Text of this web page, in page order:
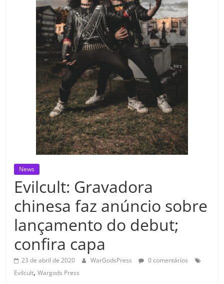
News
Evilcult: Gravadora
chinesa faz anúncio sobre
lançamento do debut;
confira capa
23 de abril de 2020 WarGodsPress
0 comentários
Evilcult,Wargods Press